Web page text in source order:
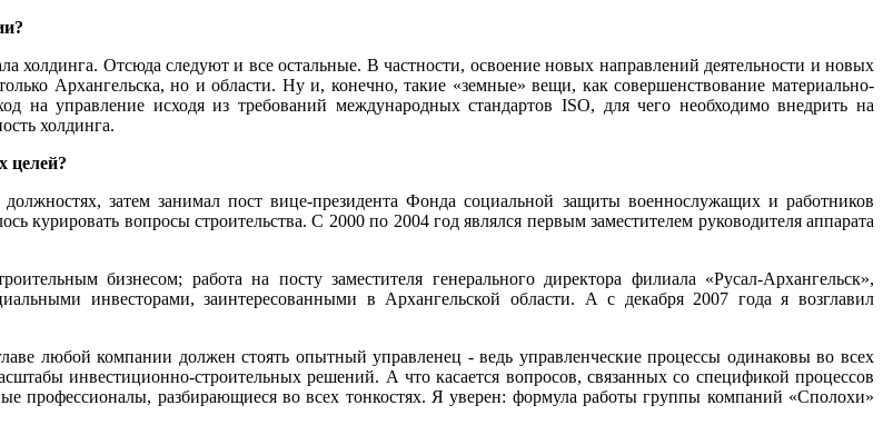
холдинга. Отсюда следуют и все остальные. В частности, освоение новых направлений деятельности и новых
Архангельска, но и области. Ну и, конечно, такие «земные» вещи, как совершенствование материально-
на управление исходя из требований международных стандартов ISO, для чего необходимо внедрить на
холдинга.
целей?
затем занимал пост вице-президента Фонда социальной защиты военнослужащих и работников
курировать вопросы строительства. С 2000 по 2004 год являлся первым заместителем руководителя аппарата
бизнесом; работа на посту заместителя генерального директора филиала «Русал-Архангельск»,
инвесторами, заинтересованными в Архангельской области. А с декабря 2007 года я возглавил
любой компании должен стоять опытный управленец - ведь управленческие процессы одинаковы во всех
инвестиционно-строительных решений. А что касается вопросов, связанных со спецификой процессов
профессионалы, разбирающиеся во всех тонкостях. Я уверен: формула работы группы компаний «Сполохи»